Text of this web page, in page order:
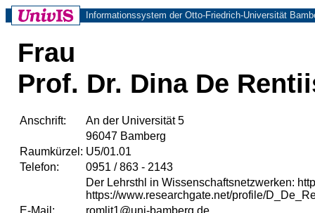
Informationssystem der Otto-Friedrich-Universität
Frau
Prof. Dr. Dina De
Anschrift:
An der Universität 5
96047 Bamberg
Raumkürzel: U5/01.01
Telefon:
0951 / 863 - 2143
Der Lehrsthl in Wissenschaftsnetzwerken:
https://www.researchgate.net/profile/
E-Mail:
romlit1@uni-bamberg.de